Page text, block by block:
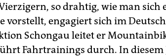
so drahtig, wie man sich
vorstellt, engagiert sich im
Schongau leitet er
Fahrtrainings durch. In diesem